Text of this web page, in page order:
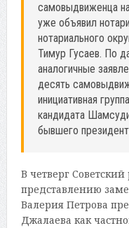
самовыдвиженца
уже объявил
нотариального
Тимур Гусаев. По
аналогичные
десять
инициативная
кандидата
бывшего
В четверг
представлению
Валерия Петрова
Джалаева как